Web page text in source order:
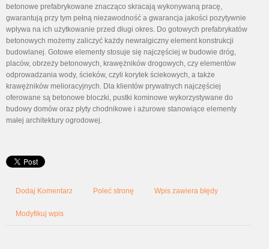
betonowe prefabrykowane znacząco skracają wykonywaną pracę,
gwarantują przy tym pełną niezawodność a gwarancja jakości pozytywnie
wpływa na ich użytkowanie przed długi okres. Do gotowych prefabrykatów
betonowych możemy zaliczyć każdy newralgiczny element konstrukcji
budowlanej. Gotowe elementy stosuje się najczęściej w budowie dróg,
placów, obrzeży betonowych, krawężników drogowych, czy elementów
odprowadzania wody, ścieków, czyli korytek ściekowych, a także
krawężników melioracyjnych. Dla klientów prywatnych najczęściej
oferowane są betonowe bloczki, pustki kominowe wykorzystywane do
budowy domów oraz płyty chodnikowe i ażurowe stanowiące elementy
małej architektury ogrodowej.
Dodaj Komentarz Poleć stronę Wpis zawiera błędy
Modyfikuj wpis